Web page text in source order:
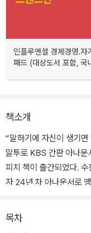
인플루엔셜 경제경영.
패드 (대상도서 포함, 국
책소개
“말하기에 자신이 생기
말투로 KBS 간판 아나
피치 책이 출간되었다.
자 24년 차 아나운서로
스피치 노하우가 담긴 《
목차